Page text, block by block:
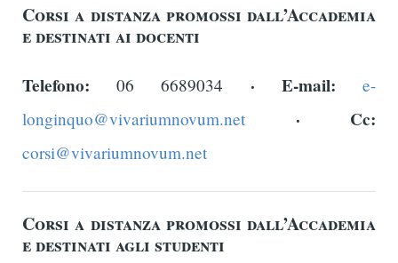
Corsi a distanza promossi dall’Accademia
e destinati ai docenti
Telefono: 06 6689034 · E-mail:
e-
longinquo@vivariumnovum.net
· Cc:
corsi@vivariumnovum.net
Corsi a distanza promossi dall’Accademia
e destinati agli studenti